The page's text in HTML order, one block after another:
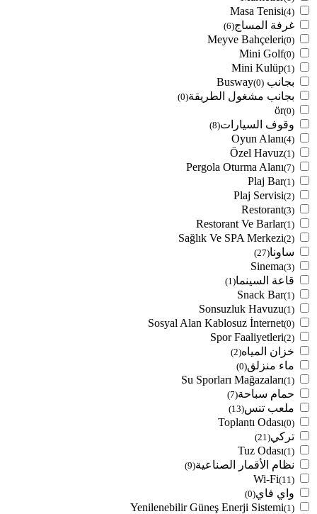
Masa Tenisi(4)
غرفة المساج(6)
Meyve Bahçeleri(0)
Mini Golf(0)
Mini Kulüp(1)
بجانب Busway (0)
بجانب مشغول الطريقة(0)
ör(0)
وقوف السيارات(8)
Oyun Alanı(4)
Özel Havuz(1)
Pergola Oturma Alanı(7)
Plaj Bar(1)
Plaj Servisi(2)
Restorant(3)
Restorant Ve Barlar(1)
Sağlık Ve SPA Merkezi(2)
ساونا(27)
Sinema(3)
قاعة السينما(1)
Snack Bar(1)
Sonsuzluk Havuzu(1)
Sosyal Alan Kablosuz İnternet(0)
Spor Faaliyetleri(2)
خزان المياه(2)
ماء منزلق(0)
Su Sporları Mağazaları(1)
حمام سباحة(7)
ملعب تنس(13)
Toplantı Odası(0)
تركي(21)
Tuz Odası(1)
نظام الأقمار الصناعية(9)
Wi-Fi(11)
واي فاي(0)
Yenilenebilir Güneş Enerji Sistemi(1)